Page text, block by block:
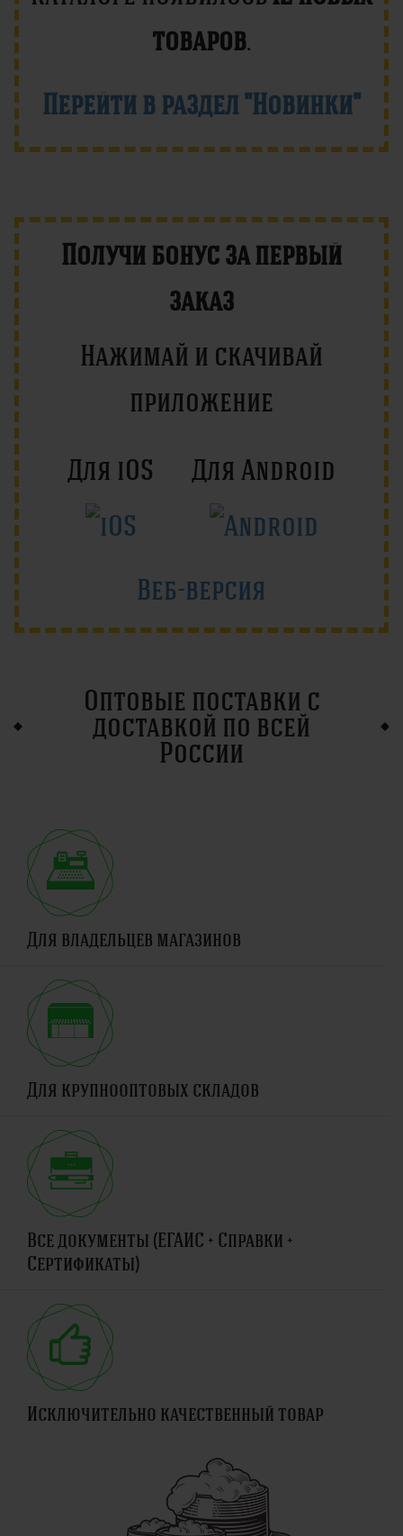
товаров.
Перейти в раздел "Новинки"
Получи бонус за первый
заказ
Нажимай и скачивай
приложение
Для iOS Для Android
Веб-версия
Оптовые поставки с
доставкой по всей
России
Для владельцев магазинов
Для крупнооптовых складов
Все документы (ЕГАИС + Справки +
Сертификаты)
Исключительно качественный товар